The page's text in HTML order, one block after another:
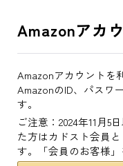
Amazonアカ
Amazonアカウントを
AmazonのID、パスワ
す。
ご注意：2024年11月5
た方はカドスト会員
す。「会員のお客様」